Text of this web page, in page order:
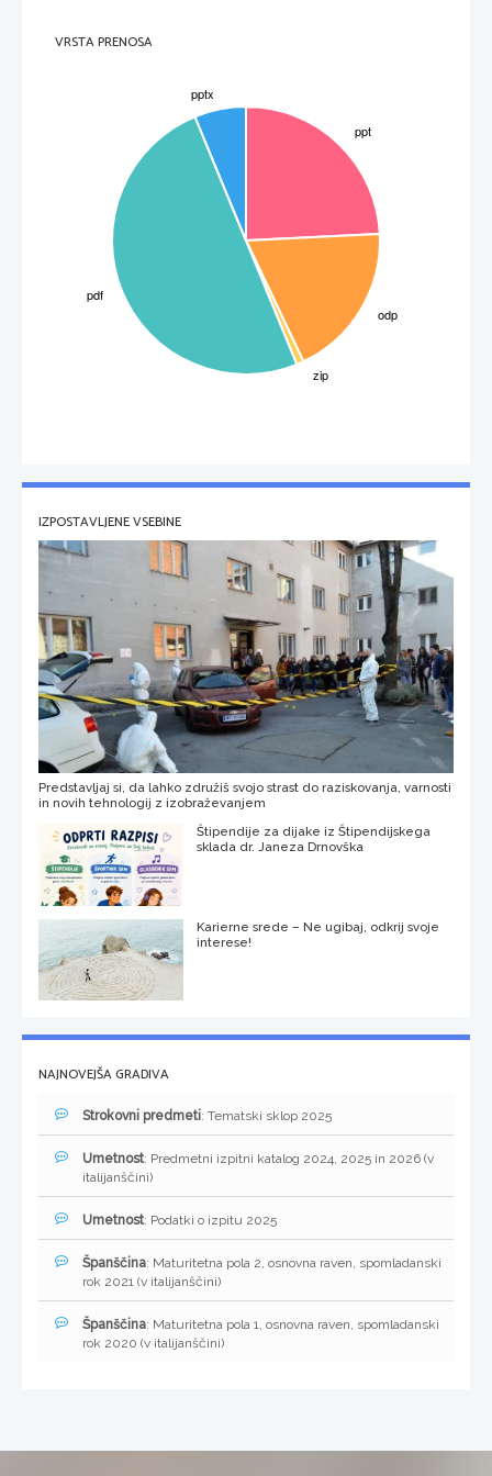
VRSTA PRENOSA
IZPOSTAVLJENE VSEBINE
Predstavljaj si, da lahko združiš svojo strast do raziskovanja, varnosti
in novih tehnologij z izobraževanjem
Štipendije za dijake iz Štipendijskega
sklada dr. Janeza Drnovška
Karierne srede – Ne ugibaj, odkrij svoje
interese!
NAJNOVEJŠA GRADIVA
Strokovni predmeti: Tematski sklop 2025
Umetnost: Predmetni izpitni katalog 2024, 2025 in 2026 (v
italijanščini)
Umetnost: Podatki o izpitu 2025
Španščina: Maturitetna pola 2, osnovna raven, spomladanski
rok 2021 (v italijanščini)
Španščina: Maturitetna pola 1, osnovna raven, spomladanski
rok 2020 (v italijanščini)